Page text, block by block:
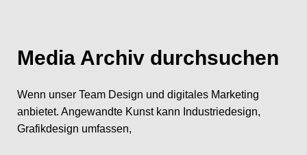
Media Archiv durchsuchen
Wenn unser Team Design und digitales Marketing
anbietet. Angewandte Kunst kann Industriedesign,
Grafikdesign umfassen,